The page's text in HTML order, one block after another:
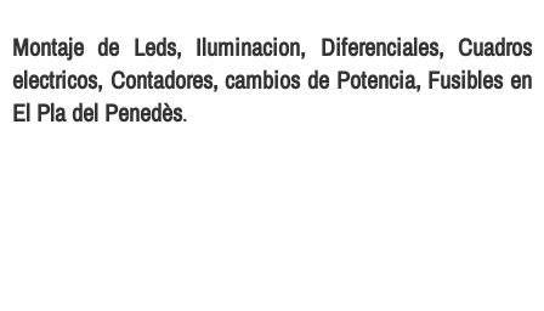
Montaje de Leds, Iluminacion, Diferenciales, Cuadros
electricos, Contadores, cambios de Potencia, Fusibles en
El Pla del Penedès.